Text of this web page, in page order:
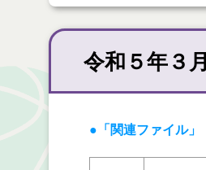
令和５年３
●「関連ファイル